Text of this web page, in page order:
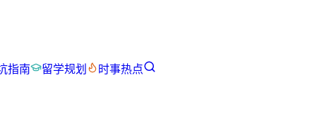
指南 留学规划 时事热点